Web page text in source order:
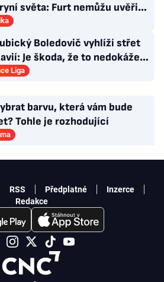
světa: Furt nemůžu uvěřit,
stalo!
Boledovič vyhlíží střet
Je škoda, že to nedokáže
na mladých
Liga
barvu, která vám bude
Tohle je rozhodující
RSS Předplatné
Inzerce
Redakce